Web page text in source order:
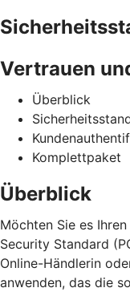
Vertrauen
Überblick
Komplettpaket
Überblick
Möchten Sie es
Security Standard
Online-Händlerin
anwenden, das die